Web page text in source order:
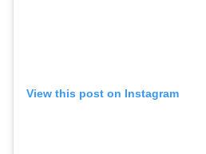
View this post on Instagram